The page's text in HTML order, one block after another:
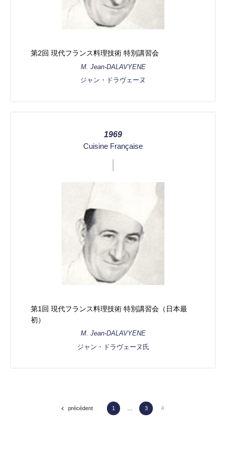
第2回 現代フランス料理技術 特別講習会
M. Jean-DALAVYENE
ジャン・ドラヴェーヌ
1969
Cuisine Française
1
第1回 現代フランス料理技術 特別講習会（日本最
初）
M. Jean-DALAVYENE
ジャン・ドラヴェーヌ氏
précédent 1 3 4